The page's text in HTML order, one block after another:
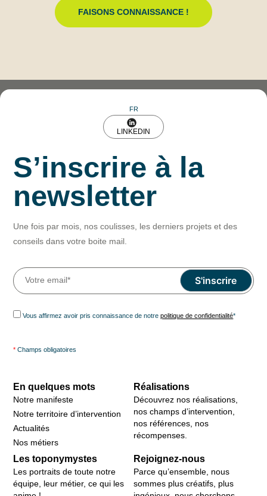
FAISONS CONNAISSANCE !
FR
LINKEDIN
S’inscrire à la
newsletter
Une fois par mois, nos coulisses, les derniers projets et des
conseils dans votre boite mail.
Vous affirmez avoir pris connaissance de notrepolitique de confidentialité*
* Champs obligatoires
En quelques mots
Notre manifeste
Notre territoire d’intervention
Actualités
Nos métiers
Réalisations
Découvrez nos réalisations,
nos champs d’intervention,
nos références, nos
récompenses.
Les toponymystes
Les portraits de toute notre
équipe, leur métier, ce qui les
Rejoignez-nous
Parce qu’ensemble, nous
sommes plus créatifs, plus